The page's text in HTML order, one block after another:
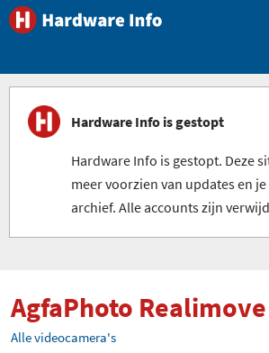
Hardware Info is gestopt
Hardware Info is gestopt. Deze
meer voorzien van updates en
archief. Alle accounts zijn
AgfaPhoto Realimove
Alle videocamera's